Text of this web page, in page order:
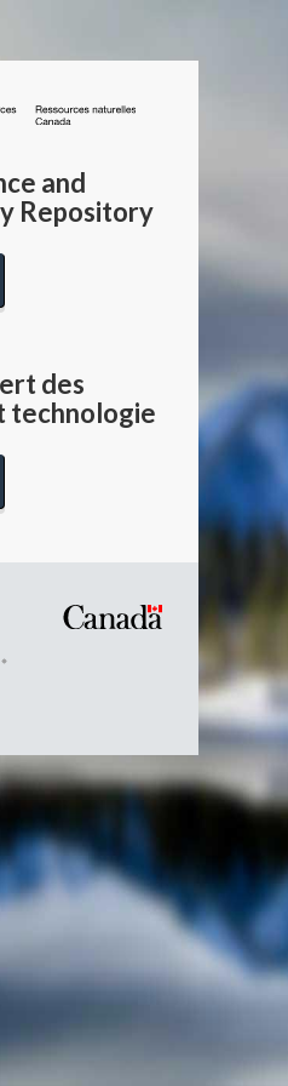
/
Canada
and
Repository
des
technologie
Symbole
du
Canada